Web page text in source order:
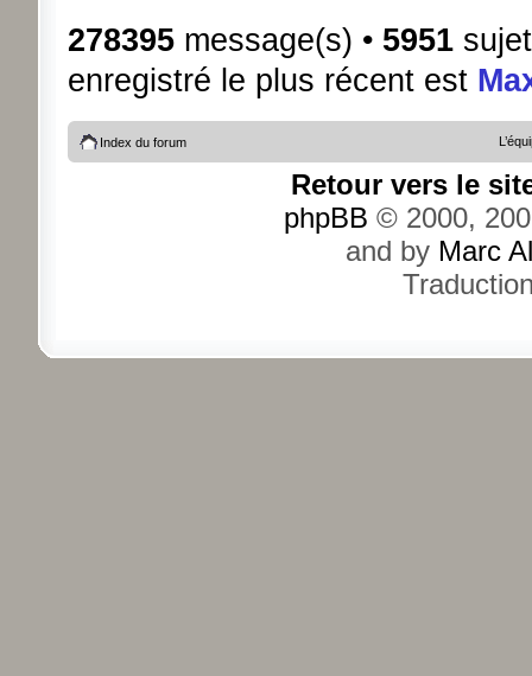
278395message(s) • 5951
enregistré le plus récent est
Index du forum
Retour vers le
phpBB © 2000,
and by Marc